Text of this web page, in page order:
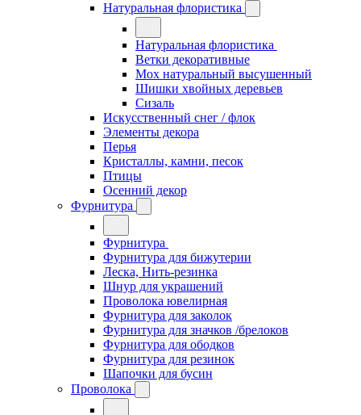
Натуральная флористика
Натуральная флористика
Ветки декоративные
Мох натуральный высушенный
Шишки хвойных деревьев
Сизаль
Искусственный снег / флок
Элементы декора
Перья
Кристаллы, камни, песок
Птицы
Осенний декор
Фурнитура
Фурнитура
Фурнитура для бижутерии
Леска, Нить-резинка
Шнур для украшений
Проволока ювелирная
Фурнитура для заколок
Фурнитура для значков /брелоков
Фурнитура для ободков
Фурнитура для резинок
Шапочки для бусин
Проволока